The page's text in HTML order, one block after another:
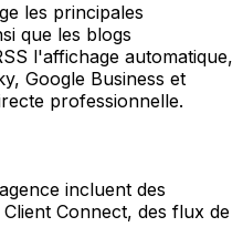
les principales
que les blogs
l'affichage automatique,
Google Business et
professionnelle.
incluent des
Connect, des flux de